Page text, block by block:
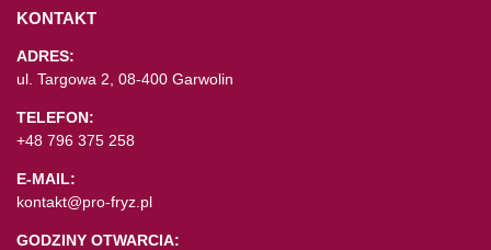
KONTAKT
ADRES:
ul. Targowa 2, 08-400 Garwolin
TELEFON:
+48 796 375 258
E-MAIL:
kontakt@pro-fryz.pl
GODZINY OTWARCIA: